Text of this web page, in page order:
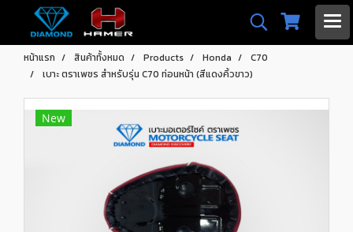
หน้าแรก สินค้าทั้งหมด Products Honda
C70
เบาะ ตราเพชร สำหรับรุ่น C70 ท่อนหน้า (สีแดงคิ้วขาว)
New